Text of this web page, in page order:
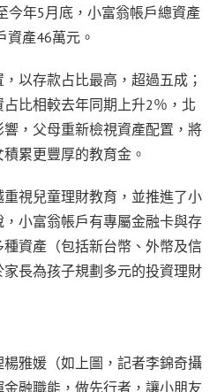
今年5月底，小富翁帳戶總資產
資產46萬元。
以存款占比最高，超過五成；
比相較去年同期上升2％，北
，父母重新檢視資產配置，將
累更豐厚的教育金。
視兒童理財教育，並推進了小
小富翁帳戶有專屬金融卡與存
資產（包括新台幣、外幣及信
長為孩子規劃多元的投資理財
雅媛（如上圖，記者李錦奇攝
融職能，做先行者，讓小朋友